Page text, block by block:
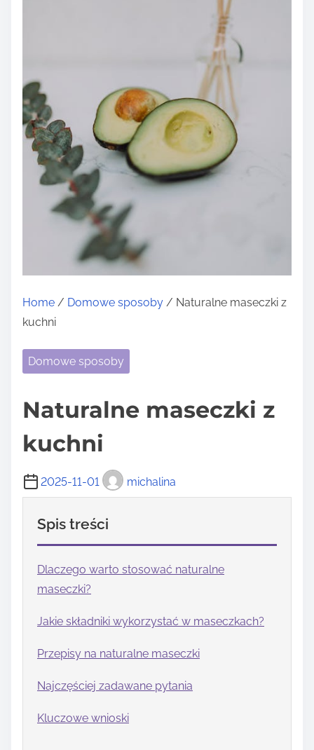
Home / Domowe sposoby / Naturalne maseczki z
kuchni
Domowe sposoby
Naturalne maseczki z
kuchni
2025-11-01 michalina
Spis treści
Dlaczego warto stosować naturalne
maseczki?
Jakie składniki wykorzystać w maseczkach?
Przepisy na naturalne maseczki
Najczęściej zadawane pytania
Kluczowe wnioski